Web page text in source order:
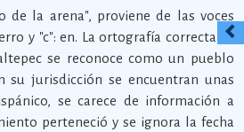
de la arena", proviene de las voces
y "c": en. La ortografía correcta es
se reconoce como un pueblo
su jurisdicción se encuentran unas
se carece de información a
perteneció y se ignora la fecha